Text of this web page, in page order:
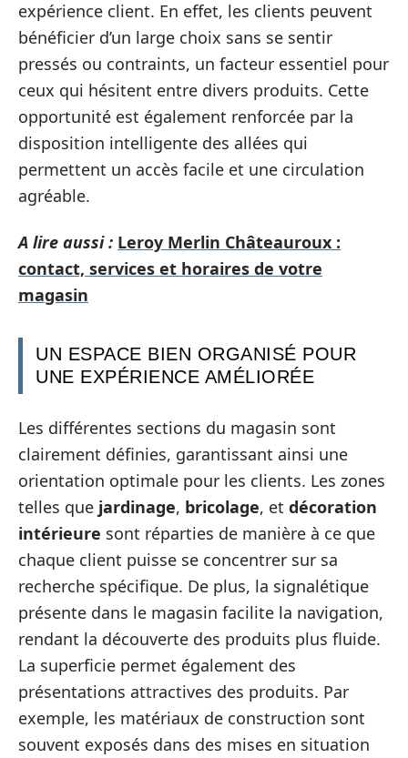
expérience client. En effet, les clients peuvent
bénéficier d’un large choix sans se sentir
pressés ou contraints, un facteur essentiel pour
ceux qui hésitent entre divers produits. Cette
opportunité est également renforcée par la
disposition intelligente des allées qui
permettent un accès facile et une circulation
agréable.
A lire aussi : Leroy Merlin Châteauroux :
contact, services et horaires de votre
magasin
UN ESPACE BIEN ORGANISÉ POUR
UNE EXPÉRIENCE AMÉLIORÉE
Les différentes sections du magasin sont
clairement définies, garantissant ainsi une
orientation optimale pour les clients. Les zones
telles que jardinage, bricolage, et décoration
intérieure sont réparties de manière à ce que
chaque client puisse se concentrer sur sa
recherche spécifique. De plus, la signalétique
présente dans le magasin facilite la navigation,
rendant la découverte des produits plus fluide.
La superficie permet également des
présentations attractives des produits. Par
exemple, les matériaux de construction sont
souvent exposés dans des mises en situation